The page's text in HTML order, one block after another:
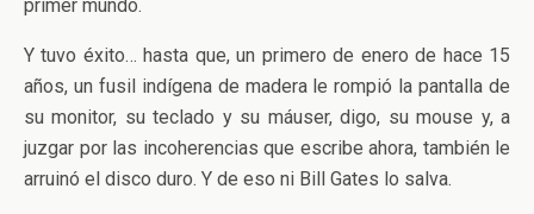
primer mundo.
Y tuvo éxito… hasta que, un primero de enero de hace 15
años, un fusil indígena de madera le rompió la pantalla de
su monitor, su teclado y su máuser, digo, su mouse y, a
juzgar por las incoherencias que escribe ahora, también le
arruinó el disco duro. Y de eso ni Bill Gates lo salva.